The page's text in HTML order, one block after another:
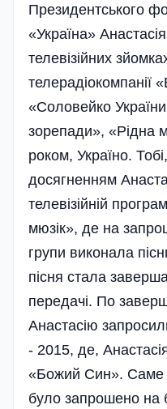
Президентського
«Україна»
телевізійних
телерадіокомпанії
«Соловейко
зорепади», «Рідна
роком, Україно.
досягненням
телевізійній
мюзік», де на
групи виконала
пісня стала
передачі. По
Анастасію
- 2015, де,
«Божий Син». Саме
було запрошено на